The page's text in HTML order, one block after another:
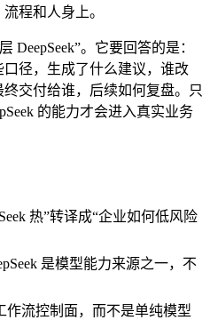
程和人身上。
DeepSeek”。它要回答的是：
径，生成了什么建议，谁改
交付给谁，后续如何复盘。只
的能力才会进入真实业务
热”转译成“企业如何低风险
是模型能力来源之一，不
作流控制面，而不是单纯模型